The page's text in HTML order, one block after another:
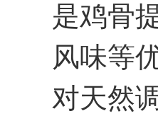
是鸡骨
风味等
对天然